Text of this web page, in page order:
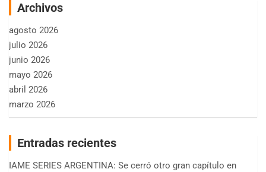
Archivos
agosto 2026
julio 2026
junio 2026
mayo 2026
abril 2026
marzo 2026
Entradas recientes
IAME SERIES ARGENTINA: Se cerró otro gran capítulo en